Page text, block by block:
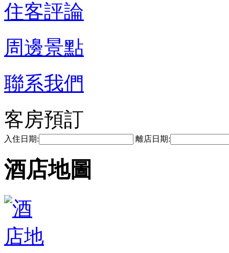
住客評論
周邊景點
聯系我們
客房預訂
入住日期: 離店日期:
酒店地圖